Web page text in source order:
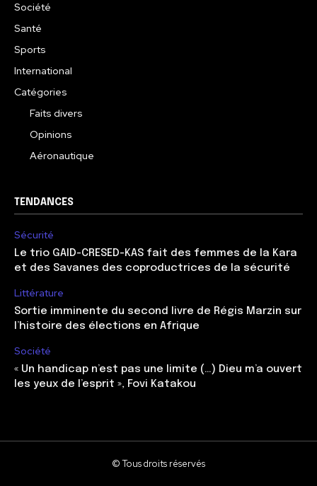
Société
Santé
Sports
International
Catégories
Faits divers
Opinions
Aéronautique
TENDANCES
Sécurité
Le trio GAID-CRESED-KAS fait des femmes de la Kara
et des Savanes des coproductrices de la sécurité
Littérature
Sortie imminente du second livre de Régis Marzin sur
l’histoire des élections en Afrique
Société
« Un handicap n’est pas une limite (…) Dieu m’a ouvert
les yeux de l’esprit », Fovi Katakou
© Tous droits réservés